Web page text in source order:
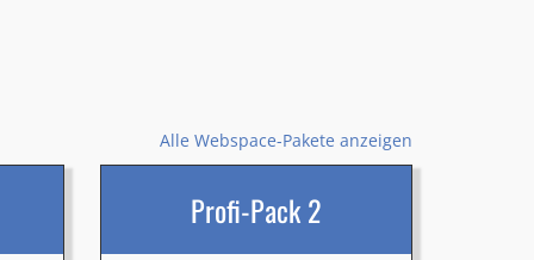
Alle Webspace-Pakete anzeigen
Profi-Pack 2